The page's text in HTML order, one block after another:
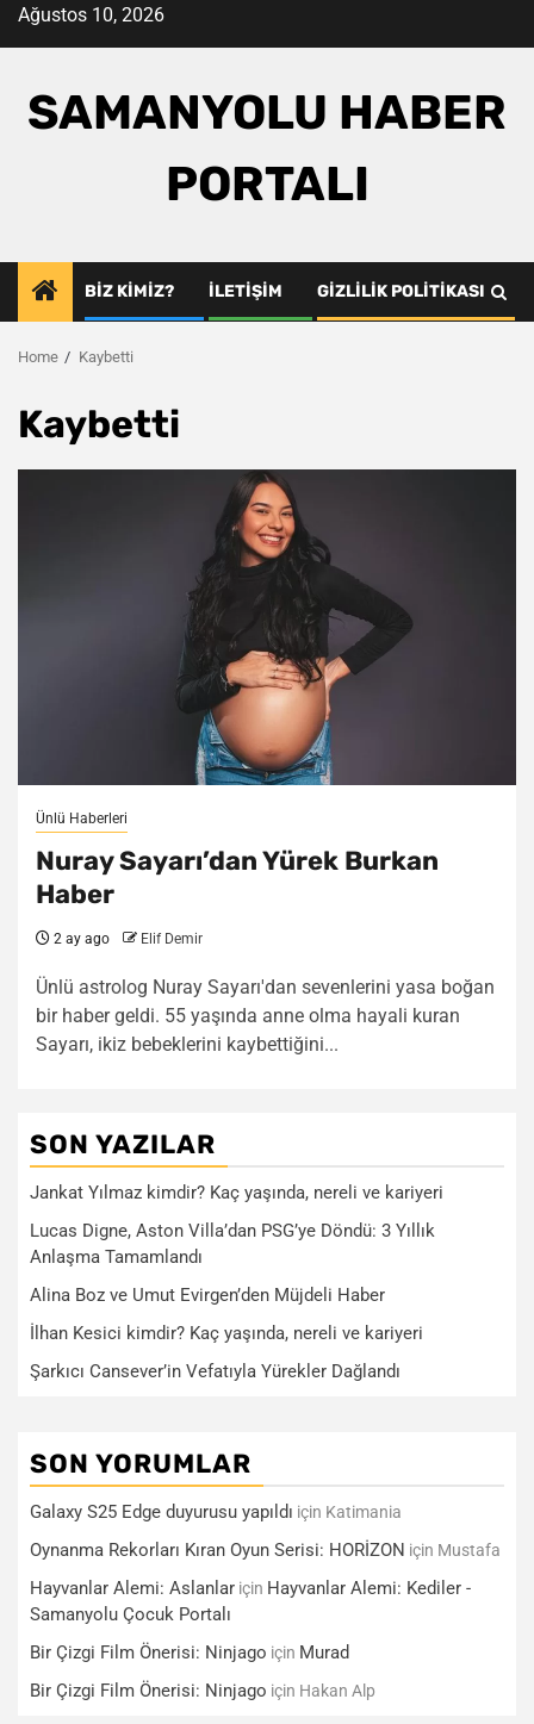
SkipAğustos 10, 2026
SAMANYOLU HABER
PORTALI
BIZ KIMIZ? İLETIŞIM GIZLILIK POLITIKASI
Home Kaybetti
Kaybetti
Ünlü Haberleri
Nuray Sayarı’dan Yürek Burkan
Haber
2 ay ago Elif Demir
Ünlü astrolog Nuray Sayarı'dan sevenlerini yasa boğan
bir haber geldi. 55 yaşında anne olma hayali kuran
Sayarı, ikiz bebeklerini kaybettiğini...
SON YAZILAR
Jankat Yılmaz kimdir? Kaç yaşında, nereli ve kariyeri
Lucas Digne, Aston Villa’dan PSG’ye Döndü: 3 Yıllık
Anlaşma Tamamlandı
Alina Boz ve Umut Evirgen’den Müjdeli Haber
İlhan Kesici kimdir? Kaç yaşında, nereli ve kariyeri
Şarkıcı Cansever’in Vefatıyla Yürekler Dağlandı
SON YORUMLAR
Galaxy S25 Edge duyurusu yapıldı için Katimania
Oynanma Rekorları Kıran Oyun Serisi: HORİZON için Mustafa
Hayvanlar Alemi: Aslanlar için Hayvanlar Alemi: Kediler -
Samanyolu Çocuk Portalı
Bir Çizgi Film Önerisi: Ninjago için Murad
Bir Çizgi Film Önerisi: Ninjago için Hakan Alp